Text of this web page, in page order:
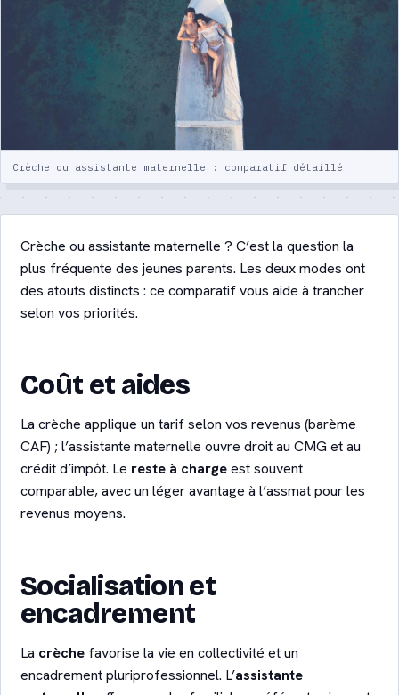
Crèche ou assistante maternelle :
comparatif détaillé
Quiz : quel mode de garde ?
Lexique de la garde d’enfants
Contact
Être recontacté
Crèche ou assistante maternelle : comparatif détaillé
Crèche ou assistante maternelle ? C’est la question la
plus fréquente des jeunes parents. Les deux modes ont
des atouts distincts : ce comparatif vous aide à trancher
selon vos priorités.
Coût et aides
La crèche applique un tarif selon vos revenus (barème
CAF) ; l’assistante maternelle ouvre droit au CMG et au
crédit d’impôt. Le reste à chargeest souvent
comparable, avec un léger avantage à l’assmat pour les
revenus moyens.
Socialisation et
encadrement
La crèche favorise la vie en collectivité et un
encadrement pluriprofessionnel. L’assistante